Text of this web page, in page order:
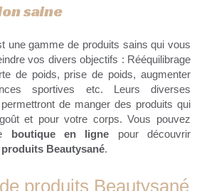
saine
une gamme de produits sains qui vous
vos divers objectifs : Rééquilibrage
de poids, prise de poids, augmenter
sportives etc. Leurs diverses
de manger des produits qui
et pour votre corps. Vous pouvez
boutique en ligne pour découvrir
produits Beautysané.
produits Beautysané